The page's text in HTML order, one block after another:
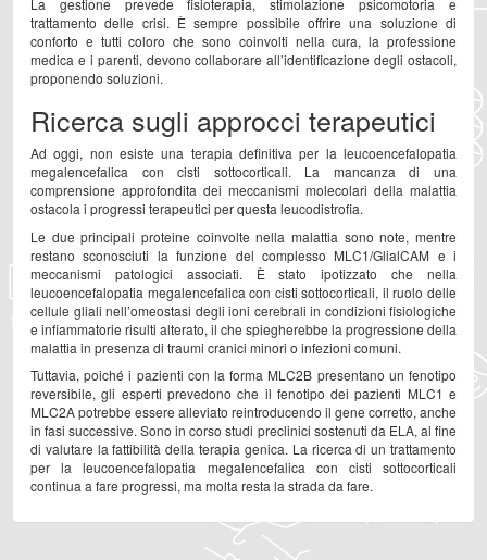
trattamento delle crisi. È sempre possibile offrire una soluzione di
conforto e tutti coloro che sono coinvolti nella cura, la professione
medica e i parenti, devono collaborare all’identificazione degli ostacoli,
proponendo soluzioni.
Ricerca sugli approcci terapeutici
Ad oggi, non esiste una terapia definitiva per la leucoencefalopatia
megalencefalica con cisti sottocorticali. La mancanza di una
comprensione approfondita dei meccanismi molecolari della malattia
ostacola i progressi terapeutici per questa leucodistrofia.
Le due principali proteine coinvolte nella malattia sono note, mentre
restano sconosciuti la funzione del complesso MLC1/GlialCAM e i
meccanismi patologici associati. È stato ipotizzato che nella
leucoencefalopatia megalencefalica con cisti sottocorticali, il ruolo delle
cellule gliali nell’omeostasi degli ioni cerebrali in condizioni fisiologiche
e infiammatorie risulti alterato, il che spiegherebbe la progressione della
malattia in presenza di traumi cranici minori o infezioni comuni.
Tuttavia, poiché i pazienti con la forma MLC2B presentano un fenotipo
reversibile, gli esperti prevedono che il fenotipo dei pazienti MLC1 e
MLC2A potrebbe essere alleviato reintroducendo il gene corretto, anche
in fasi successive. Sono in corso studi preclinici sostenuti da ELA, al fine
di valutare la fattibilità della terapia genica. La ricerca di un trattamento
per la leucoencefalopatia megalencefalica con cisti sottocorticali
continua a fare progressi, ma molta resta la strada da fare.